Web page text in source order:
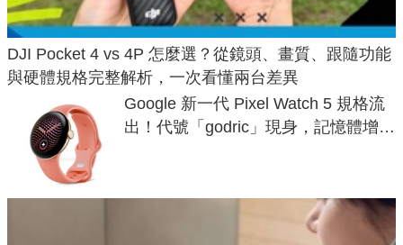
DJI Pocket 4 vs 4P 怎麼選？從鏡頭、畫質、跟隨功能
與硬體規格完整解析，一次看懂兩台差異
Google 新一代 Pixel Watch 5 規格流
出！代號「godric」現身，記憶體增強